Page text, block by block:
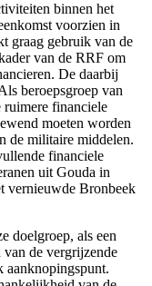
binnen het
voorzien in
graag gebruik van de
van de RRF om
De daarbij
beroepsgroep van
ruimere financiele
moeten worden
de militaire middelen.
financiele
uit Gouda in
vernieuwde Bronbeek
doelgroep, als een
van de vergrijzende
aanknopingspunt.